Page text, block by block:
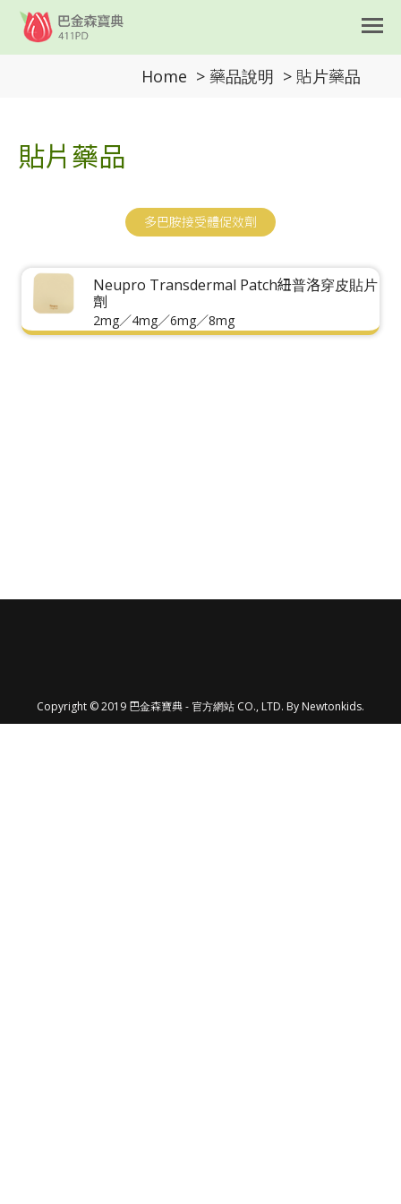
Home >藥品說明 > 貼片藥品
貼片藥品
多巴胺接受體促效劑
Neupro Transdermal Patch紐普洛穿皮貼片
劑
2mg／4mg／6mg／8mg
Copyright © 2019 巴金森寶典 - 官方網站 CO., LTD. By Newtonkids.